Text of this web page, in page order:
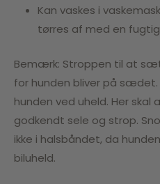
Kan vaskes i
tørres af med en
Bemærk: Stroppen til at
for hunden bliver på sædet.
hunden ved uheld. Her skal
godkendt sele og strop.
ikke i halsbåndet, da
biluheld.